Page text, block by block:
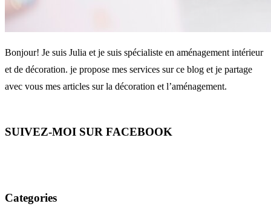
Bonjour! Je suis Julia et je suis spécialiste en aménagement intérieur
et de décoration. je propose mes services sur ce blog et je partage
avec vous mes articles sur la décoration et l’aménagement.
SUIVEZ-MOI SUR FACEBOOK
Categories